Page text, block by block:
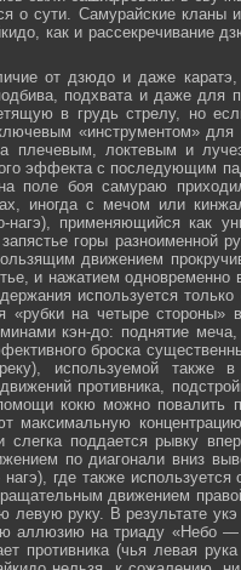
о сути. Самурайские кланы
как и рассекречивание
от дзюдо и даже
подхвата и даже
в грудь стрелу, но
«инструментом» для
плечевым, локтевым и
эффекта с последующим
поле боя самураю
иногда с мечом или
нагэ), применяющийся как
горы разноименной
движением
и нажатием одновременно
используется
«рубки на четыре
кэн-до: поднятие
броска
используемой
противника,
кокю можно повалить
максимальную
слегка поддается рывку
по диагонали вниз
где также
движением
левую руку. В результате
аллюзию на триаду «Небо
противника (чья левая